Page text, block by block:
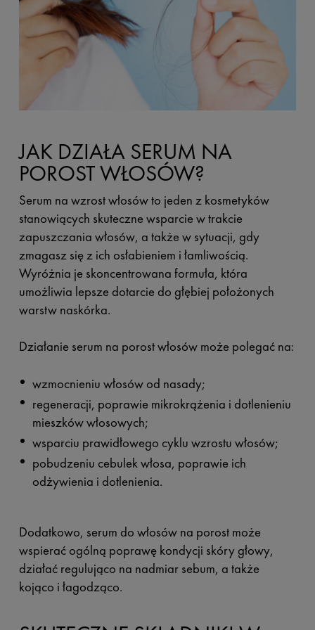
JAK DZIAŁA SERUM NA
POROST WŁOSÓW?
Serum na wzrost włosów to jeden z kosmetyków
stanowiących skuteczne wsparcie w trakcie
zapuszczania włosów, a także w sytuacji, gdy
zmagasz się z ich osłabieniem i łamliwością.
Wyróżnia je skoncentrowana formuła, która
umożliwia lepsze dotarcie do głębiej położonych
warstw naskórka.
Działanie serum na porost włosów może polegać na:
wzmocnieniu włosów od nasady;
regeneracji, poprawie mikrokrążenia i dotlenieniu
mieszków włosowych;
wsparciu prawidłowego cyklu wzrostu włosów;
pobudzeniu cebulek włosa, poprawie ich
odżywienia i dotlenienia.
Dodatkowo, serum do włosów na porost może
wspierać ogólną poprawę kondycji skóry głowy,
działać regulująco na nadmiar sebum, a także
kojąco i łagodząco.